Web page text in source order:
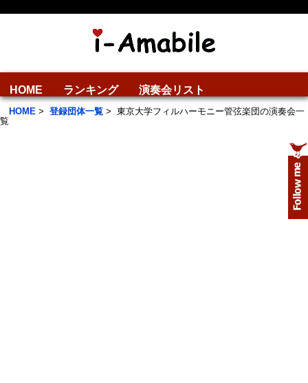
HOME ランキング 演奏会リスト
HOME > 登録団体一覧 > 東京大学フィルハーモニー管弦楽団の演奏会一
覧